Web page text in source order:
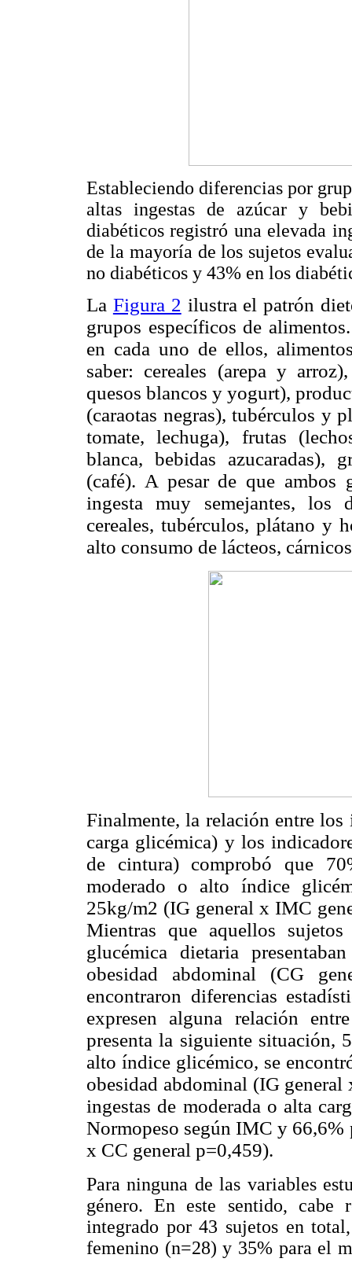
Estableciendo diferencias por
altas ingestas de azúcar y
diabéticos registró una elevada
de la mayoría de los sujetos
no diabéticos y 43% en los
La Figura 2 ilustra el patrón
grupos específicos de
en cada uno de ellos,
saber: cereales (arepa y
quesos blancos y yogurt),
(caraotas negras), tubérculos y
tomate, lechuga), frutas
blanca, bebidas azucaradas),
(café). A pesar de que ambos
ingesta muy semejantes, los
cereales, tubérculos, plátano y
alto consumo de lácteos,
Finalmente, la relación entre
carga glicémica) y los
de cintura) comprobó que
moderado o alto índice
25kg/m2 (IG general x IMC
Mientras que aquellos
glucémica dietaria
obesidad abdominal (CG
encontraron diferencias
expresen alguna relación
presenta la siguiente situación,
alto índice glicémico, se
obesidad abdominal (IG
ingestas de moderada o alta
Normopeso según IMC y 66,6%
x CC general p=0,459).
Para ninguna de las variables
género. En este sentido, cabe
integrado por 43 sujetos en
femenino (n=28) y 35% para el